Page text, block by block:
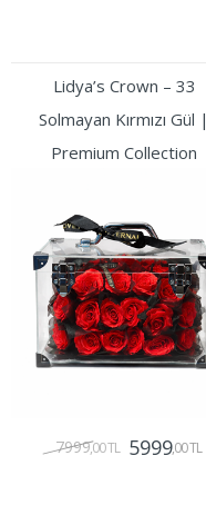
Lidya’s Crown – 33
Solmayan Kırmızı Gül |
Premium Collection
7999,00 TL 5999,00 TL